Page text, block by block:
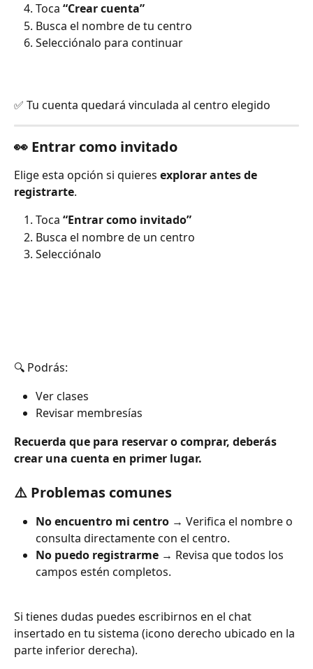
Toca “Crear cuenta”
Busca el nombre de tu centro
Selecciónalo para continuar
✅ Tu cuenta quedará vinculada al centro elegido
👀 Entrar como invitado
Elige esta opción si quieres explorar antes de
registrarte.
Toca “Entrar como invitado”
Busca el nombre de un centro
Selecciónalo
🔍 Podrás:
Ver clases
Revisar membresías
Recuerda que para reservar o comprar, deberás
crear una cuenta en primer lugar.
⚠️ Problemas comunes
No encuentro mi centro → Verifica el nombre o
consulta directamente con el centro.
No puedo registrarme → Revisa que todos los
campos estén completos.
Si tienes dudas puedes escribirnos en el chat
insertado en tu sistema (icono derecho ubicado en la
parte inferior derecha).